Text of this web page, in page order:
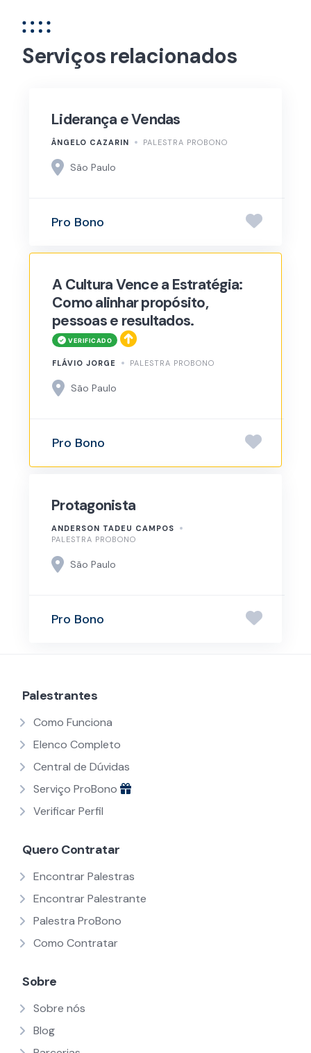
Serviços relacionados
Liderança e Vendas
ÂNGELO CAZARIN PALESTRA PROBONO
São Paulo
Pro Bono
A Cultura Vence a Estratégia:
Como alinhar propósito,
pessoas e resultados.
FLÁVIO JORGE PALESTRA PROBONO
São Paulo
Pro Bono
Protagonista
ANDERSON TADEU CAMPOS
PALESTRA PROBONO
São Paulo
Pro Bono
Palestrantes
Como Funciona
Elenco Completo
Central de Dúvidas
Serviço ProBono
Verificar Perfil
Quero Contratar
Encontrar Palestras
Encontrar Palestrante
Palestra ProBono
Como Contratar
Sobre
Sobre nós
Blog